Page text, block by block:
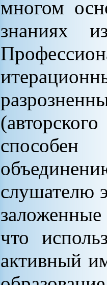
многом
знаниях
слушателю
что
активный